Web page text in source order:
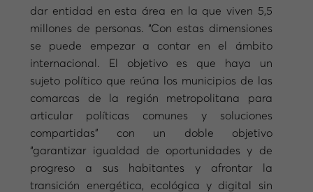
dar entidad en esta área en la que viven 5,5
millones de personas. “Con estas dimensiones
se puede empezar a contar en el ámbito
internacional. El objetivo es que haya un
sujeto político que reúna los municipios de las
comarcas de la región metropolitana para
articular políticas comunes y soluciones
compartidas” con un doble objetivo
“garantizar igualdad de oportunidades y de
progreso a sus habitantes y afrontar la
transición energética, ecológica y digital sin